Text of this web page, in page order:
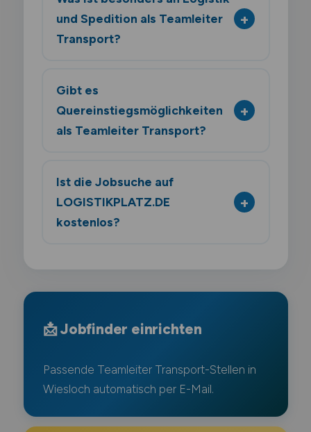
und Spedition als Teamleiter
Transport?
Gibt es
Quereinstiegsmöglichkeiten
als Teamleiter Transport?
Ist die Jobsuche auf
LOGISTIKPLATZ.DE
kostenlos?
📩 Jobfinder einrichten
Passende Teamleiter Transport-Stellen in
Wiesloch automatisch per E-Mail.